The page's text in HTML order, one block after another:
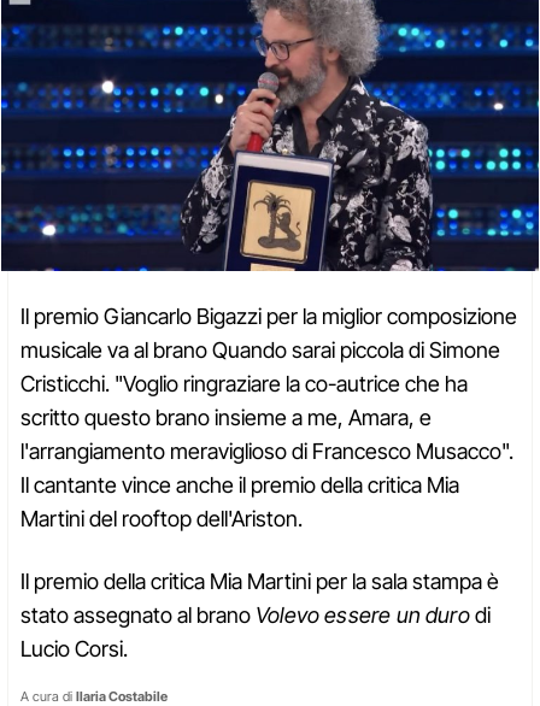
Il premio Giancarlo Bigazzi per la miglior composizione
musicale va al brano Quando sarai piccola di Simone
Cristicchi. "Voglio ringraziare la co-autrice che ha
scritto questo brano insieme a me, Amara, e
l'arrangiamento meraviglioso di Francesco Musacco".
Il cantante vince anche il premio della critica Mia
Martini del rooftop dell'Ariston.
Il premio della critica Mia Martini per la sala stampa è
stato assegnato al brano Volevo essere un durodi
Lucio Corsi.
A cura di Ilaria Costabile